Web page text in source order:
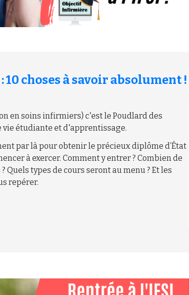
10 choses à savoir absolument !
en soins infirmiers) c'est le Poudlard des
étudiante et d'apprentissage.
par là pour obtenir le précieux diplôme d’État
à exercer. Comment y entrer ? Combien de
Quels types de cours seront au menu ? Et les
repérer.